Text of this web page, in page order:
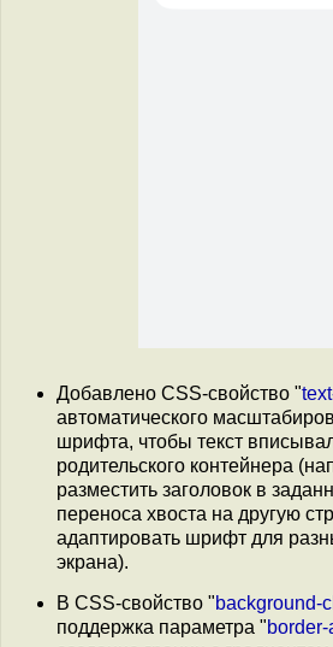
Добавлено CSS-свойство "
автоматического
шрифта, чтобы текст
родительского контейнера
разместить заголовок в
переноса хвоста на другую
адаптировать шрифт для
экрана).
В CSS-свойство "background-
поддержка параметра "border-